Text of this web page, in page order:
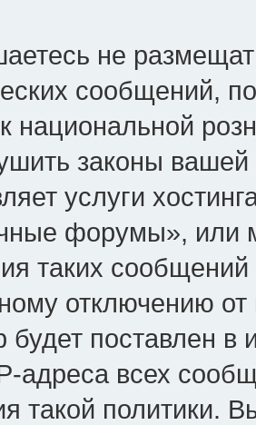
не
сообщений,
национальной
законы
услуги
форумы», или
таких
отключению
будет поставлен в
адреса всех
такой политики.